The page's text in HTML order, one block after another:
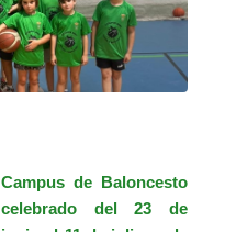
Campus de Baloncesto
celebrado del 23 de